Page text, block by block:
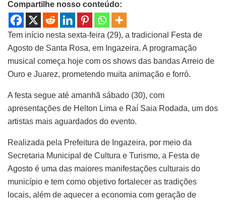
Compartilhe nosso conteúdo:
Tem início nesta sexta-feira (29), a tradicional Festa de
Agosto de Santa Rosa, em Ingazeira. A programação
musical começa hoje com os shows das bandas Arreio de
Ouro e Juarez, prometendo muita animação e forró.
A festa segue até amanhã sábado (30), com
apresentações de Helton Lima e Raí Saia Rodada, um dos
artistas mais aguardados do evento.
Realizada pela Prefeitura de Ingazeira, por meio da
Secretaria Municipal de Cultura e Turismo, a Festa de
Agosto é uma das maiores manifestações culturais do
município e tem como objetivo fortalecer as tradições
locais, além de aquecer a economia com geração de